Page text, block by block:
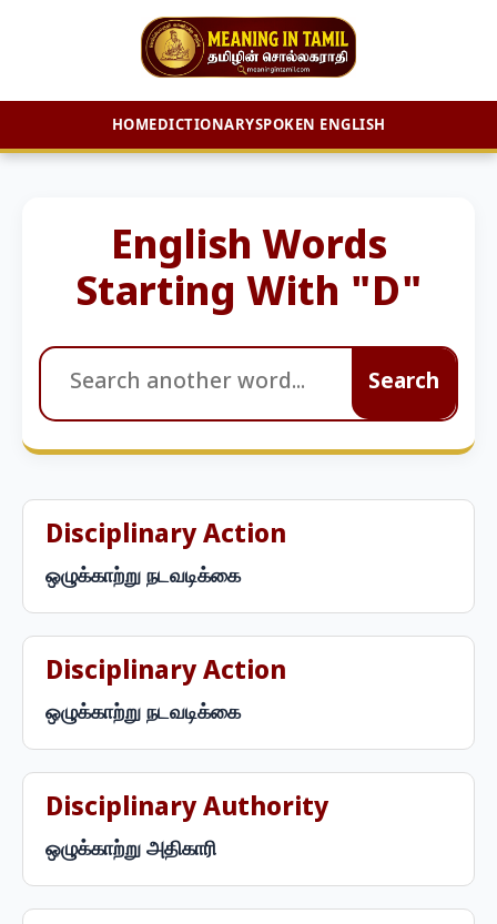
HOMEDICTIONARYSPOKEN ENGLISH
English Words
Starting With "D"
Search
Disciplinary Action
ஒழுக்காற்று நடவடிக்கை
Disciplinary Action
ஒழுக்காற்று நடவடிக்கை
Disciplinary Authority
ஒழுக்காற்று அதிகாரி